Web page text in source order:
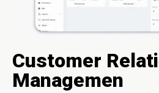
Customer
Managemen